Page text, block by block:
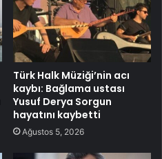
Türk Halk Müziği’nin acı
kaybı: Bağlama ustası
Yusuf Derya Sorgun
hayatını kaybetti
Ağustos 5, 2026